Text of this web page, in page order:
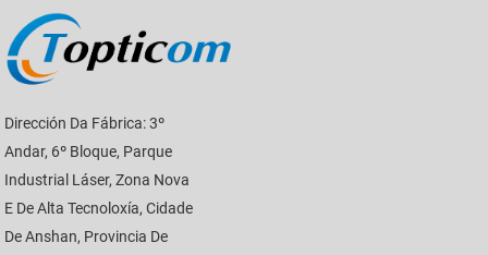
Dirección Da Fábrica: 3º
Andar, 6º Bloque, Parque
Industrial Láser, Zona Nova
E De Alta Tecnoloxía, Cidade
De Anshan, Provincia De